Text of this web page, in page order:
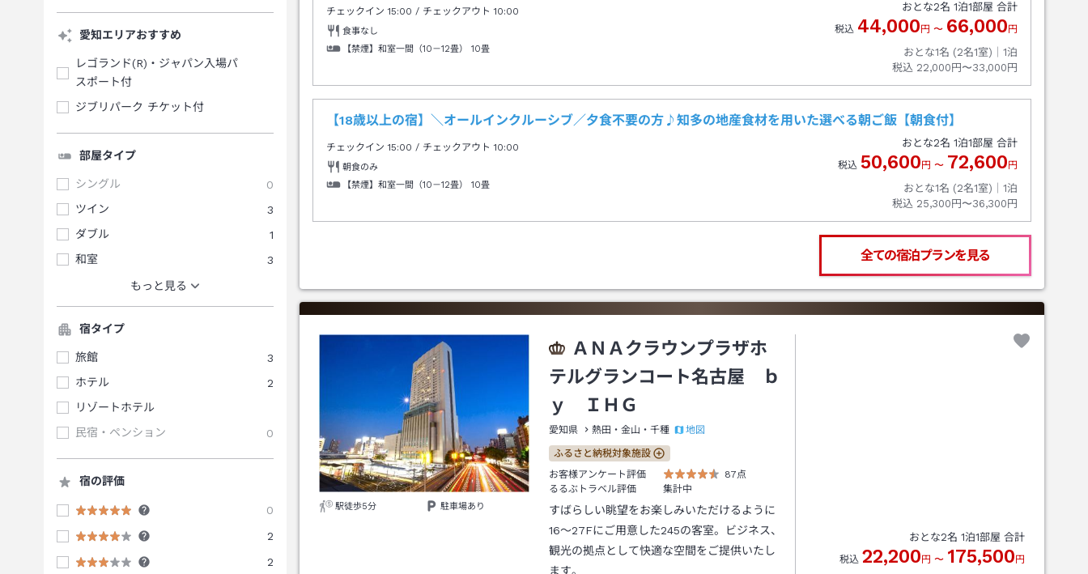
愛知エリアおすすめ
レゴランド(R)・ジャパン入場パ
スポート付
ジブリパーク チケット付
部屋タイプ
シングル
0
ツイン
3
ダブル
1
和室
3
もっと見る
宿タイプ
旅館
3
ホテル
2
リゾートホテル
民宿・ペンション
0
宿の評価
0
2
2
チェックイン15:00 / チェックアウト 10:00
食事なし
【禁煙】和室一間（10－12畳）
10畳
おとな2名 1泊1部屋 合計
税込 44,000 円 〜 66,000 円
おとな1名 (2名1室)｜ 1泊
税込 22,000円〜33,000円
【18歳以上の宿】＼オールインクルーシブ／夕食不要の方♪知多の地産食材を用いた選べる朝ご飯【朝食付】
チェックイン15:00 / チェックアウト 10:00
朝食のみ
【禁煙】和室一間（10－12畳）
10畳
おとな2名 1泊1部屋 合計
税込 50,600 円 〜 72,600 円
おとな1名 (2名1室)｜ 1泊
税込 25,300円〜36,300円
全ての宿泊プランを見る
駅徒歩5分 駐車場あり
ＡＮＡクラウンプラザホ
テルグランコート名古屋 ｂ
ｙ ＩＨＧ
愛知県 熱田・金山・千種 地図
ふるさと納税対象施設
お客様アンケート評価
87点
るるぶトラベル評価
集計中
すばらしい眺望をお楽しみいただけるように
16～27Fにご用意した245の客室。ビジネス、
観光の拠点として快適な空間をご提供いたし
ます。
おとな2名 1泊1部屋 合計
税込 22,200 円 〜 175,500 円